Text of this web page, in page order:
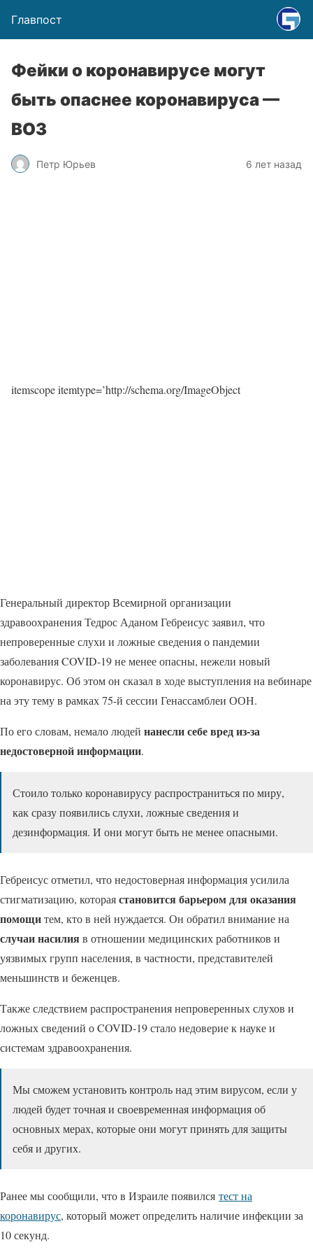
Главпост
Фейки о коронавирусе могут
быть опаснее коронавируса —
ВОЗ
Петр Юрьев 6 лет назад
itemscope itemtype=’http://schema.org/ImageObject
Генеральный директор Всемирной организации
здравоохранения Тедрос Аданом Гебреисус заявил, что
непроверенные слухи и ложные сведения о пандемии
заболевания COVID-19 не менее опасны, нежели новый
коронавирус. Об этом он сказал в ходе выступления на вебинаре
на эту тему в рамках 75-й сессии Генассамблеи ООН.
По его словам, немало людей нанесли себе вред из-за
недостоверной информации.
Стоило только коронавирусу распространиться по миру,
как сразу появились слухи, ложные сведения и
дезинформация. И они могут быть не менее опасными.
Гебреисус отметил, что недостоверная информация усилила
стигматизацию, котораястановится барьером для оказания
помощитем, кто в ней нуждается. Он обратил внимание на
случаи насилияв отношении медицинских работников и
уязвимых групп населения, в частности, представителей
меньшинств и беженцев.
Также следствием распространения непроверенных слухов и
ложных сведений о COVID-19 стало недоверие к науке и
системам здравоохранения.
Мы сможем установить контроль над этим вирусом, если у
людей будет точная и своевременная информация об
основных мерах, которые они могут принять для защиты
себя и других.
Ранее мы сообщили, что в Израиле появился тест на
коронавирус, который может определить наличие инфекции за
10 секунд.